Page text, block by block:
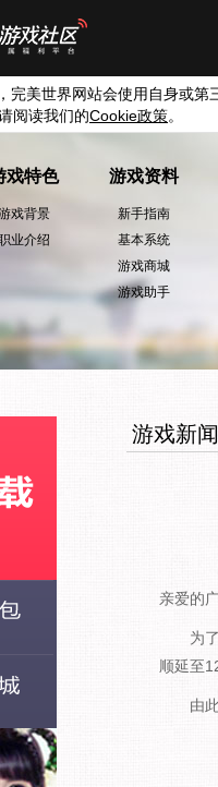
完美世界网站会使用自身或第
阅读我们的Cookie政策。
戏特色
戏背景
业介绍
游戏资料
新手指南
基本系统
游戏商城
游戏助手
游戏新闻
亲爱的
为了
顺延至
由此